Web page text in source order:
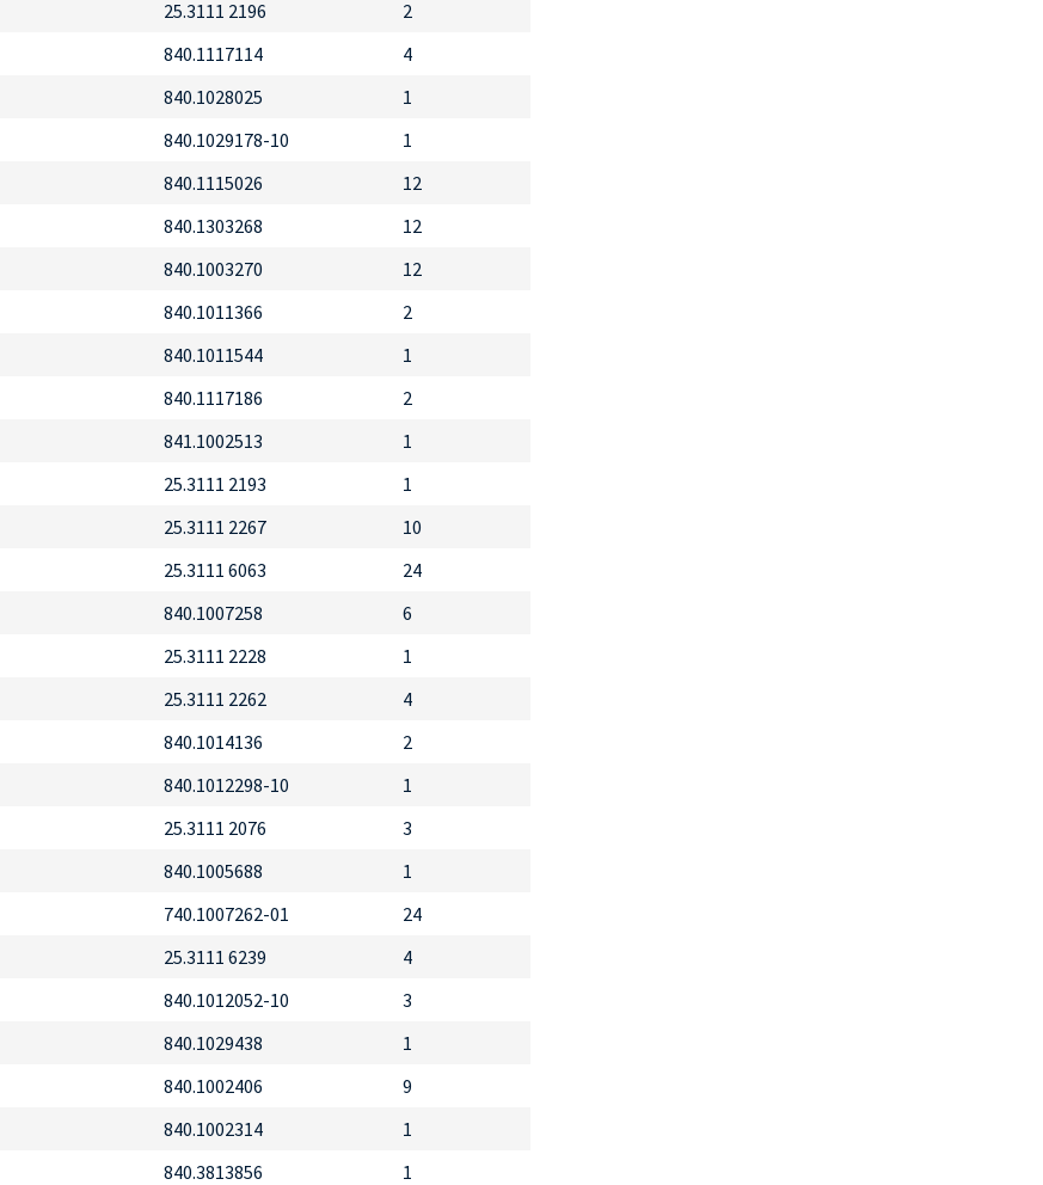
25.3111 2196
2
840.1117114
4
840.1028025
1
840.1029178-10
1
840.1115026
12
840.1303268
12
840.1003270
12
840.1011366
2
840.1011544
1
840.1117186
2
841.1002513
1
25.3111 2193
1
25.3111 2267
10
25.3111 6063
24
840.1007258
6
25.3111 2228
1
25.3111 2262
4
840.1014136
2
840.1012298-10
1
25.3111 2076
3
840.1005688
1
740.1007262-01
24
25.3111 6239
4
840.1012052-10
3
840.1029438
1
840.1002406
9
840.1002314
1
840.3813856
1